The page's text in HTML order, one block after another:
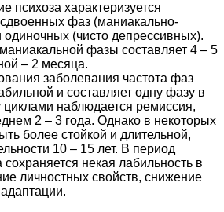
психоза характеризуется
фаз (маниакально-
одиночных (чисто депрессивных).
фазы составляет 4 – 5
– 2 месяца.
заболевания частота фаз
и составляет одну фазу в
наблюдается ремиссия,
2 – 3 года. Однако в некоторых
более стойкой и длительной,
10 – 15 лет. В период
некая лабильность в
личностных свойств, снижение